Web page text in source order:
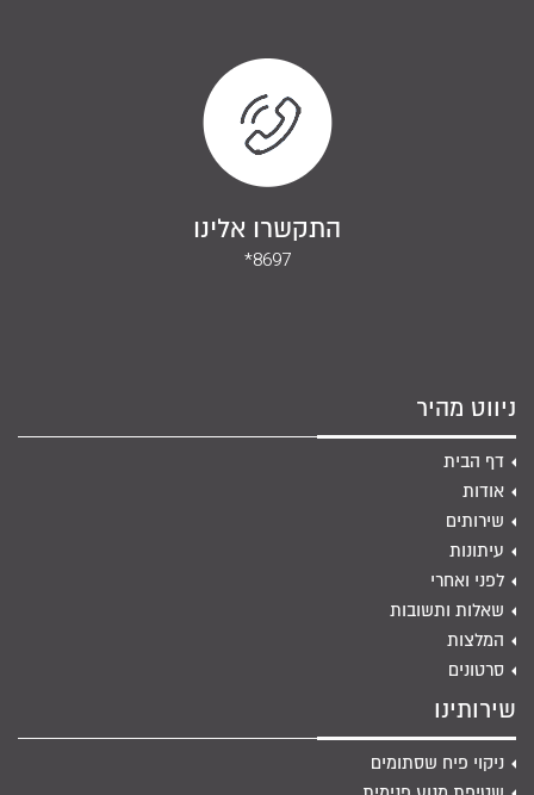
התקשרו אלינו
*8697
ניווט מהיר
דף הבית
אודות
שירותים
עיתונות
לפני ואחרי
שאלות ותשובות
המלצות
סרטונים
שירותינו
ניקוי פיח שסתומים